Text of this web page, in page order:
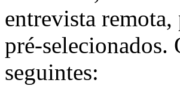
entrevista remota,
pré-selecionados.
seguintes: